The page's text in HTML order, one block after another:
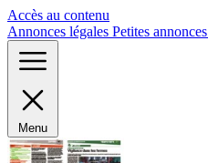
Accès au contenu
Annonces légales Petites annonces
Menu
Panneau de gestion des cookies